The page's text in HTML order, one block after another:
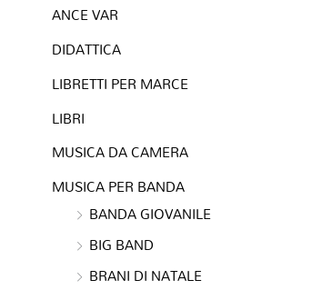
ANCE VAR
DIDATTICA
LIBRETTI PER MARCE
LIBRI
MUSICA DA CAMERA
MUSICA PER BANDA
BANDA GIOVANILE
BIG BAND
BRANI DI NATALE